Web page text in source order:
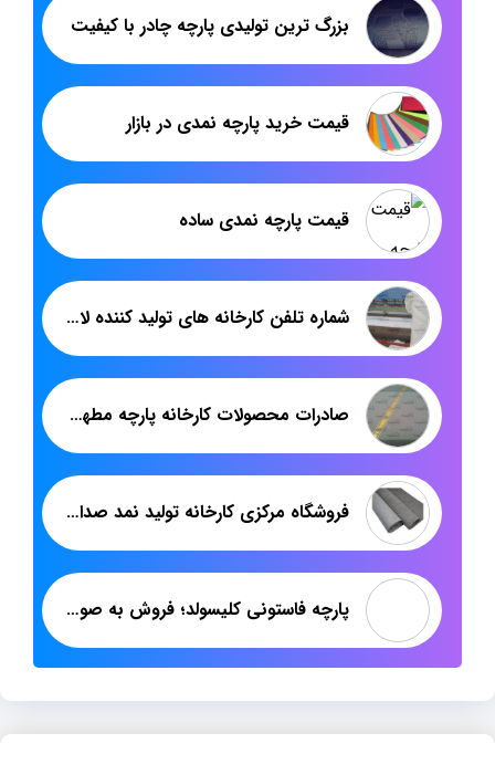
بزرگ ترین تولیدی پارچه چادر با کیفیت
قیمت خرید پارچه نمدی در بازار
قیمت پارچه نمدی ساده
شماره تلفن کارخانه های تولید کننده لایی سوزنی
صادرات محصولات کارخانه پارچه مطهری به عراق
فروشگاه مرکزی کارخانه تولید نمد صداگیری خودرو
پارچه فاستونی کلیسولد؛ فروش به صورت عمده